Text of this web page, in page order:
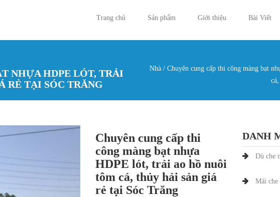
Trang chủ
Sản phẩm Giới thiệu Bài Viết
NHỰA HDPE LÓT, TRẢI
RẺ TẠI SÓC TRĂNG
Nhà / Chuyên cung cấp thi công màng bạt
Chuyên cung cấp thi
công màng bạt nhựa
HDPE lót, trải ao hồ nuôi
tôm cá, thủy hải sản giá
rẻ tại Sóc Trăng
DANH
Dù che
Mái che